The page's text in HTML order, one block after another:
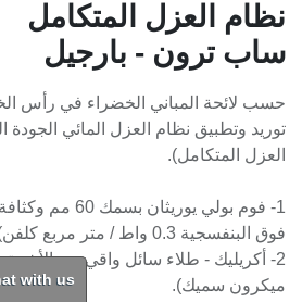
نظام العزل المتكامل
ساب ترون - بارجيل
حسب لائحة المباني الخضراء في رأس
توريد وتطبيق نظام العزل المائي الجودة
العزل المتكامل).
فوق البنفسجية 0.3 واط / متر مربع كلفن).
ميكرون سميك).
with us.